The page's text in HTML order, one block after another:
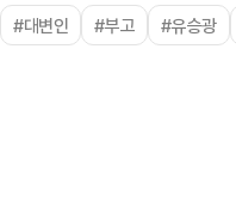
#대변인 #부고 #유승광